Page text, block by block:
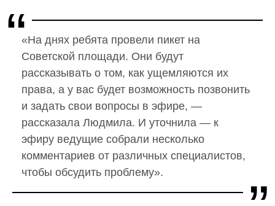
«На днях ребята провели пикет на
Советской площади. Они будут
рассказывать о том, как ущемляются их
права, а у вас будет возможность позвонить
и задать свои вопросы в эфире, —
рассказала Людмила. И уточнила — к
эфиру ведущие собрали несколько
комментариев от различных специалистов,
чтобы обсудить проблему».